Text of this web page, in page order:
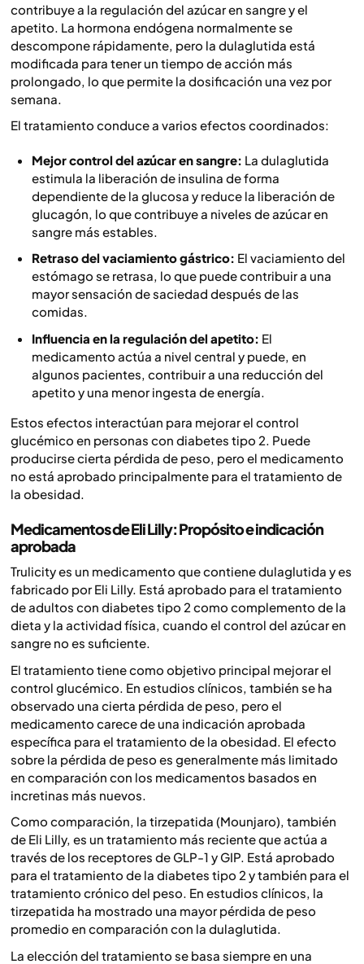
contribuye a la regulación del azúcar en sangre y el
apetito. La hormona endógena normalmente se
descompone rápidamente, pero la dulaglutida está
modificada para tener un tiempo de acción más
prolongado, lo que permite la dosificación una vez por
semana.
El tratamiento conduce a varios efectos coordinados:
Mejor control del azúcar en sangre: La dulaglutida
estimula la liberación de insulina de forma
dependiente de la glucosa y reduce la liberación de
glucagón, lo que contribuye a niveles de azúcar en
sangre más estables.
Retraso del vaciamiento gástrico: El vaciamiento del
estómago se retrasa, lo que puede contribuir a una
mayor sensación de saciedad después de las
comidas.
Influencia en la regulación del apetito: El
medicamento actúa a nivel central y puede, en
algunos pacientes, contribuir a una reducción del
apetito y una menor ingesta de energía.
Estos efectos interactúan para mejorar el control
glucémico en personas con diabetes tipo 2. Puede
producirse cierta pérdida de peso, pero el medicamento
no está aprobado principalmente para el tratamiento de
la obesidad.
Medicamentos de Eli Lilly: Propósito e indicación
aprobada
Trulicity es un medicamento que contiene dulaglutida y es
fabricado por Eli Lilly. Está aprobado para el tratamiento
de adultos con diabetes tipo 2 como complemento de la
dieta y la actividad física, cuando el control del azúcar en
sangre no es suficiente.
El tratamiento tiene como objetivo principal mejorar el
control glucémico. En estudios clínicos, también se ha
observado una cierta pérdida de peso, pero el
medicamento carece de una indicación aprobada
específica para el tratamiento de la obesidad. El efecto
sobre la pérdida de peso es generalmente más limitado
en comparación con los medicamentos basados en
incretinas más nuevos.
Como comparación, la tirzepatida (Mounjaro), también
de Eli Lilly, es un tratamiento más reciente que actúa a
través de los receptores de GLP-1 y GIP. Está aprobado
para el tratamiento de la diabetes tipo 2 y también para el
tratamiento crónico del peso. En estudios clínicos, la
tirzepatida ha mostrado una mayor pérdida de peso
promedio en comparación con la dulaglutida.
La elección del tratamiento se basa siempre en una